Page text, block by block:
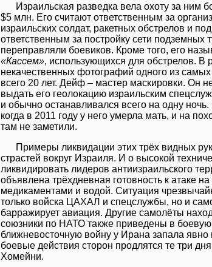
Израильская разведка вела охоту за ним
$5 млн. Его считают ответственным за
израильских солдат, ракетных обстрелов и
ответственным за постройку сети
переправляли боевиков. Кроме того, его
«Кассем», использующихся для обстрелов. В
некачественных фотографий одного из
всего 20 лет. Дейф – мастер маскировки. Он
выдать его геолокацию израильским
и обычно останавливался всего на одну
когда в 2011 году у него умерла мать, и на
там не заметили.
Примеры ликвидации этих трёх видных
страстей вокруг Израиля. И о высокой
ликвидировать лидеров антиизраильского
объявлена трёхдневная готовность к атаке
медикаментами и водой. Ситуация
только войска ЦАХАЛ и спецслужбы, но и
барражирует авиация. Другие самолёты
союзники по НАТО также приведены в
ближневосточную войну у Ирана запала явно
боевые действия сторон продлятся те три
Хомейни.